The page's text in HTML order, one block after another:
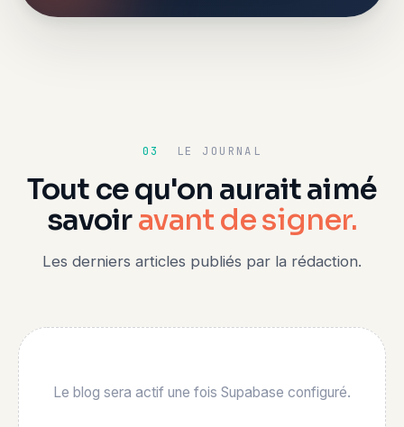
03 LE JOURNAL
Tout ce qu'on aurait aimé
savoiravant de signer.
Les derniers articles publiés par la rédaction.
Le blog sera actif une fois Supabase configuré.